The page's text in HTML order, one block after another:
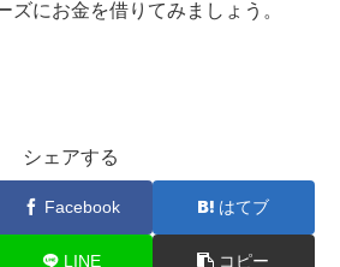
ズにお金を借りてみましょう。
シェアする
Facebook はてブ
LINE コピー